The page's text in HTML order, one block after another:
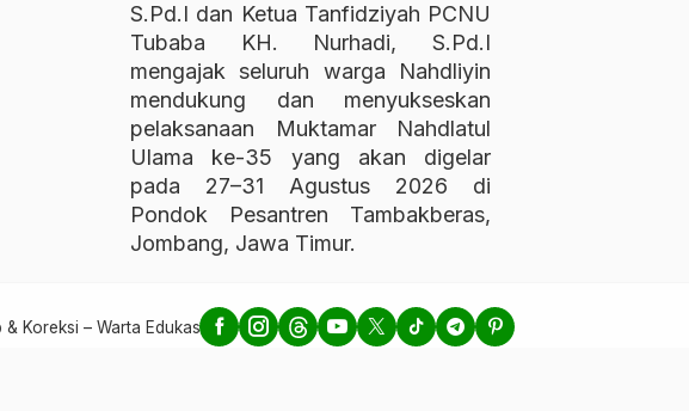
S.Pd.I dan Ketua Tanfidziyah PCNU
Tubaba KH. Nurhadi, S.Pd.I
mengajak seluruh warga Nahdliyin
mendukung dan menyukseskan
pelaksanaan Muktamar Nahdlatul
Ulama ke-35 yang akan digelar
pada 27–31 Agustus 2026 di
Pondok Pesantren Tambakberas,
Jombang, Jawa Timur.
& Koreksi – Warta Edukasi.com Disclaimer – Warta Edukasi.com Kebijakan Privasi – Warta